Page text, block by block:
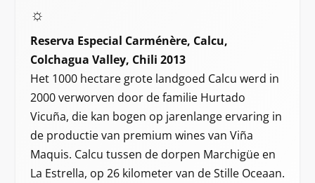
☼
Reserva Especial Carménère, Calcu,
Colchagua Valley, Chili 2013
Het 1000 hectare grote landgoed Calcu werd in
2000 verworven door de familie Hurtado
Vicuña, die kan bogen op jarenlange ervaring in
de productie van premium wines van Viña
Maquis. Calcu tussen de dorpen Marchigüe en
La Estrella, op 26 kilometer van de Stille Oceaan.